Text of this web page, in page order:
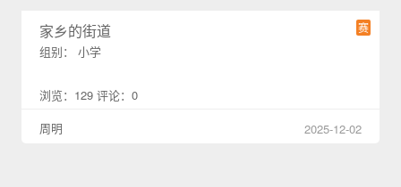
赛
家乡的街道
组别： 小学
浏览：129 评论：0
周明
2025-12-02